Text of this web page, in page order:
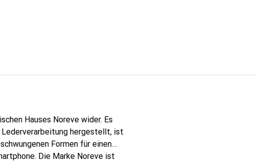
Hauses Noreve wider. Es
hergestellt, ist
Formen für einen
Die Marke Noreve ist